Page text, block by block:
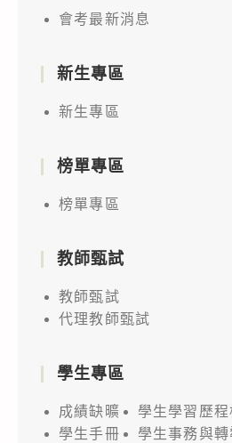
會考最新消息
新生專區
新生專區
榜單專區
榜單專區
教師甄試
教師甄試
代理教師甄試
學生專區
成績缺曠
學生學習歷程
學生手冊
學生事務與轉